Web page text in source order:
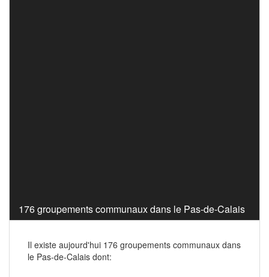
176 groupements communaux dans le Pas-de-Calais
Il existe aujourd'hui 176 groupements communaux dans
le Pas-de-Calais dont: